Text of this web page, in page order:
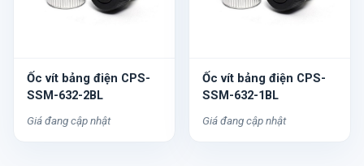
Ốc vít bảng điện CPS-
SSM-632-2BL
Giá đang cập nhật
Ốc vít bảng điện CPS-
SSM-632-1BL
Giá đang cập nhật